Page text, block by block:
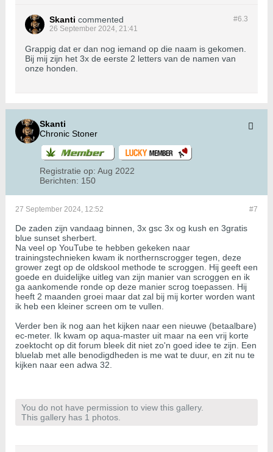
#6.3
Skanti commented
26 September 2024, 21:41
Grappig dat er dan nog iemand op die naam is gekomen.
Bij mij zijn het 3x de eerste 2 letters van de namen van
onze honden.
Skanti
Chronic Stoner
Registratie op: Aug 2022
Berichten: 150
#7
27 September 2024, 12:52
De zaden zijn vandaag binnen, 3x gsc 3x og kush en 3gratis
blue sunset sherbert.
Na veel op YouTube te hebben gekeken naar
trainingstechnieken kwam ik northernscrogger tegen, deze
grower zegt op de oldskool methode te scroggen. Hij geeft een
goede en duidelijke uitleg van zijn manier van scroggen en ik
ga aankomende ronde op deze manier scrog toepassen. Hij
heeft 2 maanden groei maar dat zal bij mij korter worden want
ik heb een kleiner screen om te vullen.
Verder ben ik nog aan het kijken naar een nieuwe (betaalbare)
ec-meter. Ik kwam op aqua-master uit maar na een vrij korte
zoektocht op dit forum bleek dit niet zo'n goed idee te zijn. Een
bluelab met alle benodigdheden is me wat te duur, en zit nu te
kijken naar een adwa 32.
You do not have permission to view this gallery.
This gallery has 1 photos.